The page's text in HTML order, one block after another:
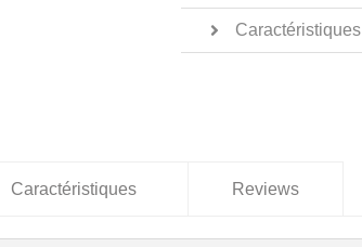
Caractéristiques
Caractéristiques Reviews